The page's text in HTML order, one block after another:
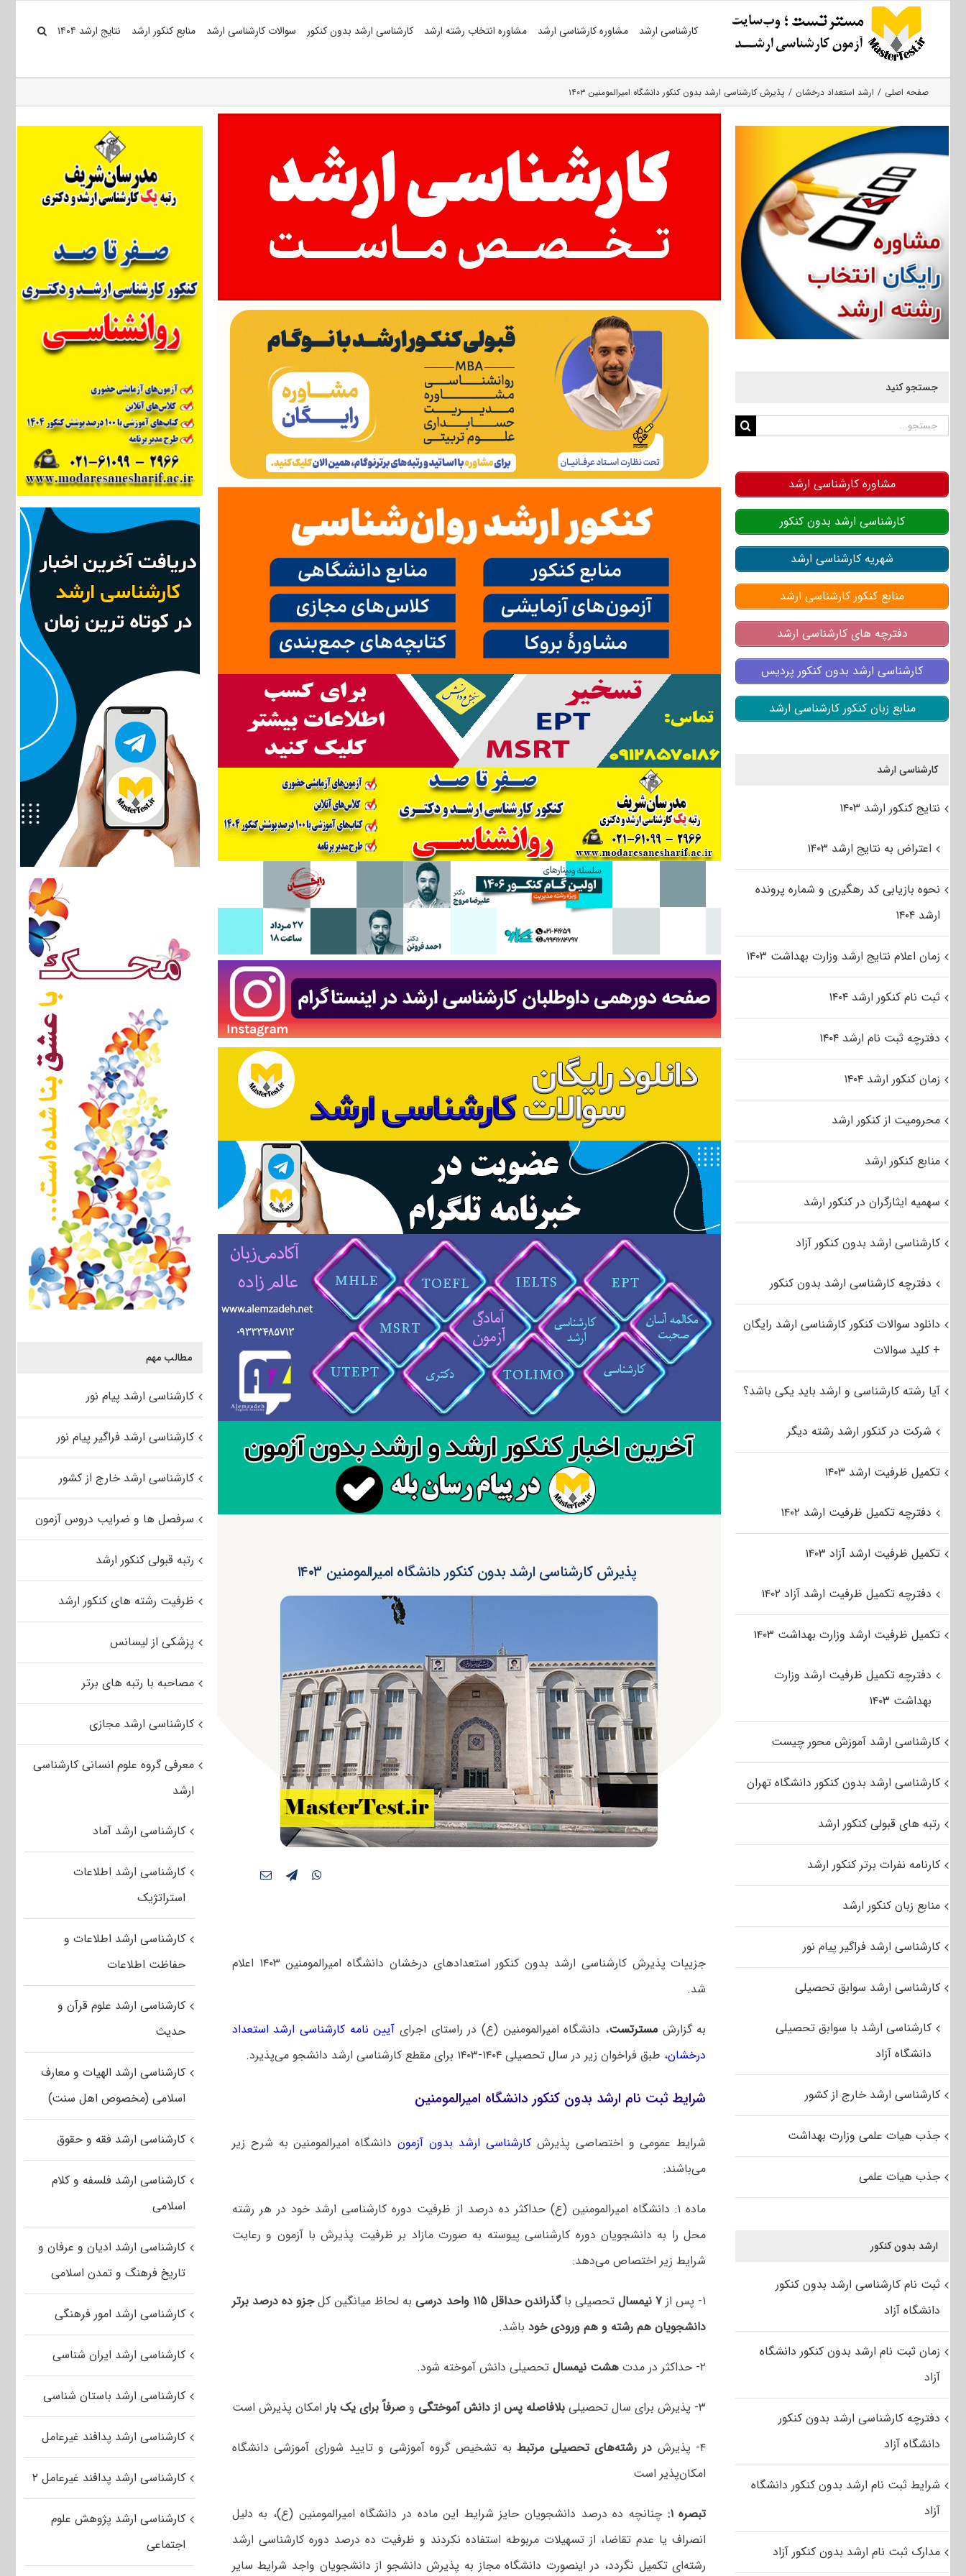
کارشناسی ارشد مشاوره کارشناسی ارشد مشاوره انتخاب رشته ارشد کارشناسی ارشد بدون کنکور سوالات کارشناسی ارشد منابع کنکور ارشد نتایج ارشد ۱۴۰۴
صفحه اصلی ارشد استعداد درخشان پذیرش کارشناسی ارشد بدون کنکور دانشگاه امیرالمومنین ۱۴۰۳
پذیرش کارشناسی ارشد بدون کنکور دانشگاه امیرالمومنین ۱۴۰۳
جزییات پذیرش کارشناسی ارشد بدون کنکور استعدادهای درخشان دانشگاه امیرالمومنین ۱۴۰۳ اعلام
شد.
به گزارشمسترتست، دانشگاه امیرالمومنین (ع) در راستای اجرای آیین نامه کارشناسی ارشد استعداد
درخشان، طبق فراخوان زیر در سال تحصیلی ۱۴۰۴-۱۴۰۳ برای مقطع کارشناسی ارشد دانشجو می‌پذیرد.
شرایط ثبت نام ارشد بدون کنکور دانشگاه امیرالمومنین
شرایط عمومی و اختصاصی پذیرشکارشناسی ارشد بدون آزموندانشگاه ‌امیرالمومنین به شرح زیر
می‌باشند:
ماده ۱: دانشگاه امیرالمومنین (ع) حداکثر ده درصد از ظرفیت دوره کارشناسی ارشد خود در هر رشته
محل را به دانشجویان دوره کارشناسی پیوسته به صورت مازاد بر ظرفیت پذیرش با آزمون و رعایت
شرایط زیر اختصاص می‌دهد:
۱- پس از ۷ نیمسال تحصیلی باگذراندن حداقل ۱۱۵ واحد درسی به لحاظ میانگین کلجزو ده درصد برتر
دانشجویان هم رشته و هم ورودی خودباشد.
۲- حداکثر در مدت هشت نیمسالتحصیلی دانش آموخته شود.
۳- پذیرش برای سال تحصیلی بلافاصله پس از دانش آموختگیو صرفاً برای یک بار امکان پذیرش است
۴- پذیرش در رشته‌های تحصیلی مرتبطبه تشخیص گروه آموزشی و تایید شورای آموزشی دانشگاه
امکان‌پذیر است
تبصره ۱:
چنانچه ده درصد دانشجویان حایز شرایط این ماده در دانشگاه امیرالمومنین (ع)، به دلیل
انصراف یا عدم تقاضا، از تسهیلات مربوطه استفاده نکردند و ظرفیت ده درصد دوره کارشناسی ارشد
رشته‌ای تکمیل نگردد، در اینصورت دانشگاه مجاز به پذیرش دانشجو از دانشجویان واجد شرایط سایر
مطالب مهم
کارشناسی ارشد پیام نور
کارشناسی ارشد فراگیر پیام نور
کارشناسی ارشد خارج از کشور
سرفصل ها و ضرایب دروس آزمون
رتبه قبولی کنکور ارشد
ظرفیت رشته های کنکور ارشد
پزشکی از لیسانس
مصاحبه با رتبه های برتر
کارشناسی ارشد مجازی
معرفی گروه علوم انسانی کارشناسی
ارشد
کارشناسی ارشد آماد
کارشناسی ارشد اطلاعات
استراتژیک
کارشناسی ارشد اطلاعات و
حفاظت اطلاعات
کارشناسی ارشد علوم قرآن و
حدیث
کارشناسی ارشد الهیات و معارف
اسلامی (مخصوص اهل سنت)
کارشناسی ارشد فقه و حقوق
کارشناسی ارشد فلسفه و کلام
اسلامی
کارشناسی ارشد ادیان و عرفان و
تاریخ فرهنگ و تمدن اسلامی
کارشناسی ارشد امور فرهنگی
کارشناسی ارشد ایران شناسی
کارشناسی ارشد باستان شناسی
کارشناسی ارشد پدافند غیرعامل
کارشناسی ارشد پدافند غیرعامل ۲
کارشناسی ارشد پژوهش علوم
اجتماعی
جستجو کنید
جستجو
مشاوره کارشناسی ارشد
کارشناسی ارشد بدون کنکور
شهریه کارشناسی ارشد
منابع کنکور کارشناسی ارشد
دفترچه های کارشناسی ارشد
کارشناسی ارشد بدون کنکور پردیس
منابع زبان کنکور کارشناسی ارشد
کارشناسی ارشد
نتایج کنکور ارشد ۱۴۰۳
اعتراض به نتایج ارشد ۱۴۰۳
نحوه بازیابی کد رهگیری و شماره پرونده
ارشد ۱۴۰۴
زمان اعلام نتایج ارشد وزارت بهداشت ۱۴۰۳
ثبت نام کنکور ارشد ۱۴۰۴
دفترچه ثبت نام ارشد ۱۴۰۴
زمان کنکور ارشد ۱۴۰۴
محرومیت از کنکور ارشد
منابع کنکور ارشد
سهمیه ایثارگران در کنکور ارشد
کارشناسی ارشد بدون کنکور آزاد
دفترچه کارشناسی ارشد بدون کنکور
دانلود سوالات کنکور کارشناسی ارشد رایگان
+ کلید سوالات
آیا رشته کارشناسی و ارشد باید یکی باشد؟
شرکت در کنکور ارشد رشته دیگر
تکمیل ظرفیت ارشد ۱۴۰۳
دفترچه تکمیل ظرفیت ارشد ۱۴۰۲
تکمیل ظرفیت ارشد آزاد ۱۴۰۳
دفترچه تکمیل ظرفیت ارشد آزاد ۱۴۰۲
تکمیل ظرفیت ارشد وزارت بهداشت ۱۴۰۳
دفترچه تکمیل ظرفیت ارشد وزارت
بهداشت ۱۴۰۳
کارشناسی ارشد آموزش محور چیست
کارشناسی ارشد بدون کنکور دانشگاه تهران
رتبه های قبولی کنکور ارشد
کارنامه نفرات برتر کنکور ارشد
منابع زبان کنکور ارشد
کارشناسی ارشد فراگیر پیام نور
کارشناسی ارشد سوابق تحصیلی
کارشناسی ارشد با سوابق تحصیلی
دانشگاه آزاد
کارشناسی ارشد خارج از کشور
جذب هیات علمی وزارت بهداشت
جذب هیات علمی
ارشد بدون کنکور
ثبت نام کارشناسی ارشد بدون کنکور
دانشگاه آزاد
زمان ثبت نام ارشد بدون کنکور دانشگاه
آزاد
دفترچه کارشناسی ارشد بدون کنکور
دانشگاه آزاد
شرایط ثبت نام ارشد بدون کنکور دانشگاه
آزاد
مدارک ثبت نام ارشد بدون کنکور آزاد